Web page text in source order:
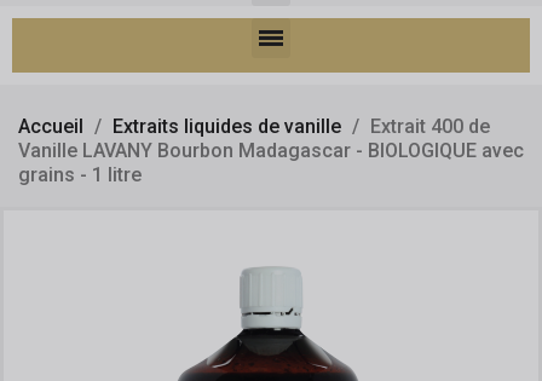
Accueil Extraits liquides de vanille
Extrait 400 de
Vanille LAVANY Bourbon Madagascar - BIOLOGIQUE avec
grains - 1 litre